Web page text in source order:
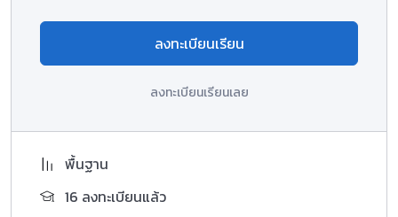
ลงทะเบียนเรียน
ลงทะเบียนเรียนเลย
พื้นฐาน
16 ลงทะเบียนแล้ว